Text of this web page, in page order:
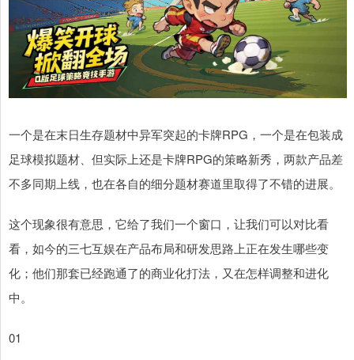
一个是在末日生存题材中异军突起的卡牌RPG，一个是在包装成
足球模拟题材、但实际上还是卡牌RPG的策略新秀，两款产品差
不多同期上线，也在各自的细分题材赛道里取得了不错的进展。
这个现象很有意思，它给了我们一个窗口，让我们可以对比看
看，如今的三七互娱在产品布局和研发思路上正在发生哪些变
化；他们那套已经跑通了的商业化打法，又在怎样调整和进化
中。
01